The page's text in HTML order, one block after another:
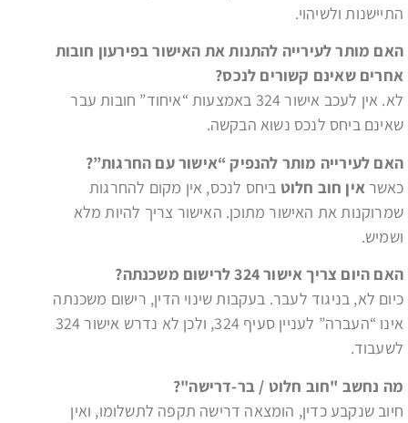
התיישנות ולשיהוי.
האם מותר לעירייה להתנות את האישור בפירעון חובות
אחרים שאינם קשורים לנכס?
לא. אין לעכב אישור 324 באמצעות “איחוד” חובות עבר
שאינם ביחס לנכס נשוא הבקשה.
האם לעירייה מותר להנפיק “אישור עם החרגות”?
כאשראין חוב חלוט ביחס לנכס, אין מקום להחרגות
שמרוקנות את האישור מתוכן. האישור צריך להיות מלא
ושמיש.
האם היום צריך אישור 324 לרישום משכנתה
?
כיום לא, בניגוד לעבר. בעקבות שינוי הדין, רישום משכנתה
אינו “העברה” לעניין סעיף 324, ולכן לא נדרש אישור 324
לשעבוד.
מה נחשב "חוב חלוט / בר-דרישה"?
חיוב שנקבע כדין, הומצאה דרישה תקפה לתשלומו, ואין